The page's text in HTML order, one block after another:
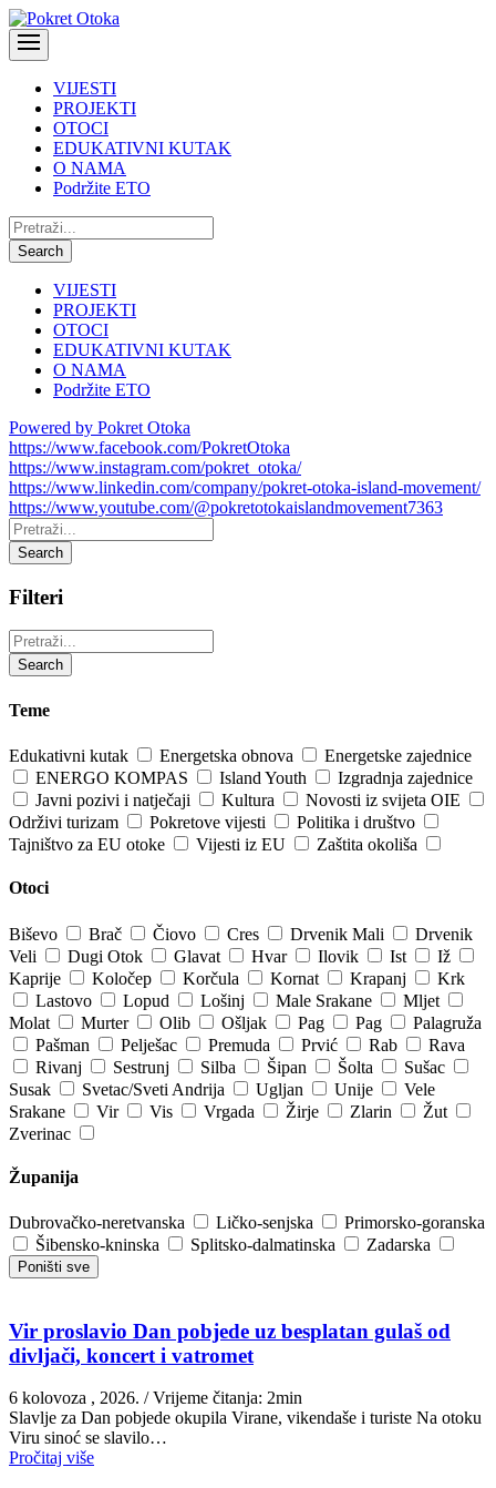
VIJESTI
PROJEKTI
OTOCI
EDUKATIVNI KUTAK
O NAMA
Podržite ETO
Pretraži:
Search
VIJESTI
PROJEKTI
OTOCI
EDUKATIVNI KUTAK
O NAMA
Podržite ETO
Powered by Pokret Otoka
https://www.facebook.com/PokretOtoka
https://www.instagram.com/pokret_otoka/
https://www.linkedin.com/company/pokret-otoka-island-movement/
https://www.youtube.com/@pokretotokaislandmovement7363
Pretraži:
Search
Filteri
Pretraži:
Search
Teme
Edukativni kutak Energetska obnova
Energetske zajednice
ENERGO KOMPAS
Island Youth
Izgradnja zajednice
Javni pozivi i natječaji
Kultura
Novosti iz svijeta OIE
Održivi turizam
Pokretove vijesti
Politika i društvo
Tajništvo za EU otoke
Vijesti iz EU Zaštita okoliša
Otoci
Biševo Brač Čiovo Cres Drvenik Mali
Drvenik
Veli
Dugi Otok Glavat Hvar Ilovik Ist
Iž
Kaprije
Koločep Korčula Kornat Krapanj
Krk
Lastovo
Lopud Lošinj Male Srakane
Mljet
Molat
Murter Olib Ošljak Pag Pag
Palagruža
Pašman
Pelješac Premuda Prvić Rab
Rava
Rivanj
Sestrunj Silba Šipan Šolta
Sušac
Susak
Svetac/Sveti Andrija Ugljan Unije
Vele
Srakane
Vir Vis Vrgada Žirje Zlarin
Žut
Zverinac
Županija
Dubrovačko-neretvanska Ličko-senjska
Primorsko-goranska
Šibensko-kninska
Splitsko-dalmatinska Zadarska
Poništi sve
Vir proslavio Dan pobjede uz besplatan gulaš od
divljači, koncert i vatromet
6 kolovoza , 2026. / Vrijeme čitanja: 2min
Slavlje za Dan pobjede okupila Virane, vikendaše i turiste Na otoku
Viru sinoć se slavilo…
Pročitaj više